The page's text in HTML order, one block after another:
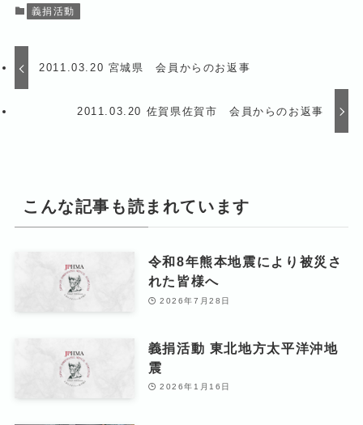
義捐活動
2011.03.20 宮城県 会員からのお返事
2011.03.20 佐賀県佐賀市 会員からのお返事
こんな記事も読まれています
令和8年熊本地震により被災さ
れた皆様へ
2026年7月28日
義捐活動 東北地方太平洋沖地
震
2026年1月16日